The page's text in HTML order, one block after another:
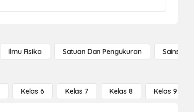
Ilmu Fisika Satuan Dan Pengukuran Sains
Kelas 6 Kelas 7 Kelas 8 Kelas 9